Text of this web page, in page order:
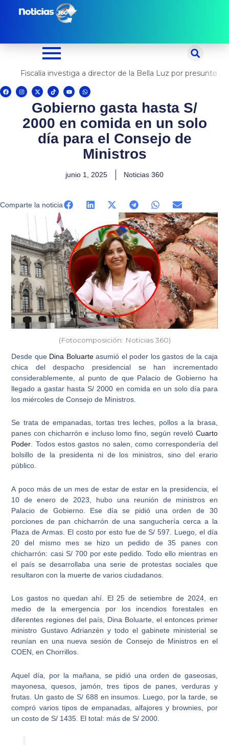
Fiscalía investiga a director de la Bella Luz por presunto abuso contra cantante Naldy Saldaña
F
a
c
I
n
s
a
X
-
t
w
i
t
e
T
i
k
t
o
Y
o
u
t
u
e
W
h
a
t
p
p
Gobierno gasta hasta S/
2000 en comida en un solo
día para el Consejo de
Ministros
junio 1, 2025 Noticias 360
Comparte la noticia
(Fotocomposición: Noticias 360)
Desde que Dina Boluarteasumió el poder los gastos de la caja
chica del despacho presidencial se han incrementado
considerablemente, al punto de que Palacio de Gobierno ha
llegado a gastar hasta S/ 2000 en comida en un solo día para
los miércoles de Consejo de Ministros.
Se trata de empanadas, tortas tres leches, pollos a la brasa,
panes con chicharrón e incluso lomo fino, según reveló Cuarto
Poder. Todos estos gastos no salen, como correspondería del
bolsillo de la presidenta ni de los ministros, sino del erario
público.
A poco más de un mes de estar de estar en la presidencia, el
10 de enero de 2023, hubo una reunión de ministros en
Palacio de Gobierno. Ese día se pidió una orden de 30
porciones de pan chicharrón de una sanguchería cerca a la
Plaza de Armas. El costo por esto fue de S/ 597. Luego, el día
20 del mismo mes se hizo un pedido de 35 panes con
chicharrón: casi S/ 700 por este pedido. Todo ello mientras en
el país se desarrollaba una serie de protestas sociales que
resultaron con la muerte de varios ciudadanos.
Los gastos no quedan ahí. El 25 de setiembre de 2024, en
medio de la emergencia por los incendios forestales en
diferentes regiones del país, Dina Boluarte, el entonces primer
ministro Gustavo Adrianzén y todo el gabinete ministerial se
reunían en una nueva sesión de Consejo de Ministros en el
COEN, en Chorrillos.
Aquel día, por la mañana, se pidió una orden de gaseosas,
mayonesa, quesos, jamón, tres tipos de panes, verduras y
frutas . Un gasto de S/ 688 en insumos. Luego, por la tarde, se
compró varios tipos de empanadas, alfajores y brownies, por
un costo de S/ 1435. El total: más de S/ 2000.